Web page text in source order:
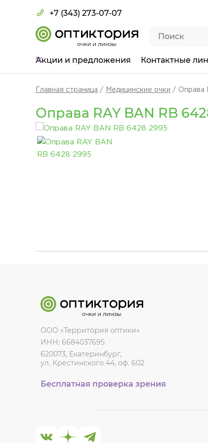
+7 (343) 273-07-07
Акции и предложения Контактные
Главная страница Медицинские очки Оправа
Оправа RAY BAN RB
ООО «Территория оптики»
ИНН: 6684037695
620073, Екатеринбург,
ул. Крестинского 44, оф. 602
Бесплатная проверка зрения